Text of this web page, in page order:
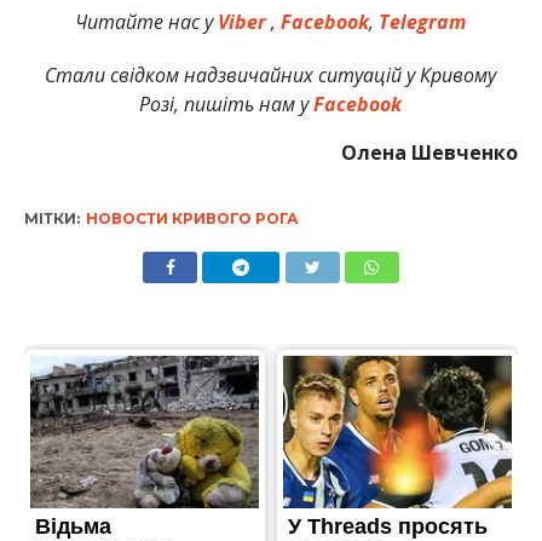
Читайте нас уViber,Facebook, Telegram
Стали свідком надзвичайних ситуацій у Кривому
Розі, пишіть нам уFacebook
Олена Шевченко
МІТКИ: НОВОСТИ КРИВОГО РОГА